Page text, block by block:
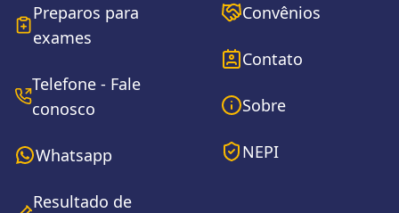
Preparos para
exames
Telefone - Fale
conosco
Whatsapp
Resultado de
Convênios
Contato
Sobre
NEPI